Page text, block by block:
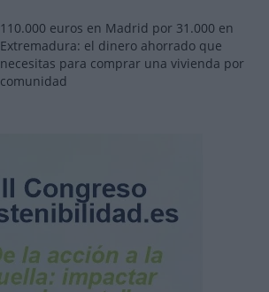
110.000 euros en Madrid por 31.000 en
Extremadura: el dinero ahorrado que
necesitas para comprar una vivienda por
comunidad